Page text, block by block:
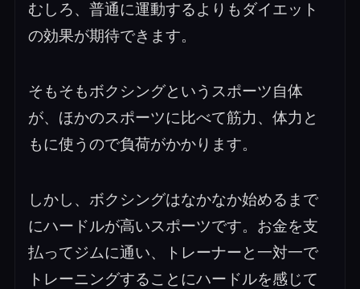
むしろ、普通に運動するよりもダイエット
の効果が期待できます。
そもそもボクシングというスポーツ自体
が、ほかのスポーツに比べて筋力、体力と
もに使うので負荷がかかります。
しかし、ボクシングはなかなか始めるまで
にハードルが高いスポーツです。お金を支
払ってジムに通い、トレーナーと一対一で
トレーニングすることにハードルを感じて